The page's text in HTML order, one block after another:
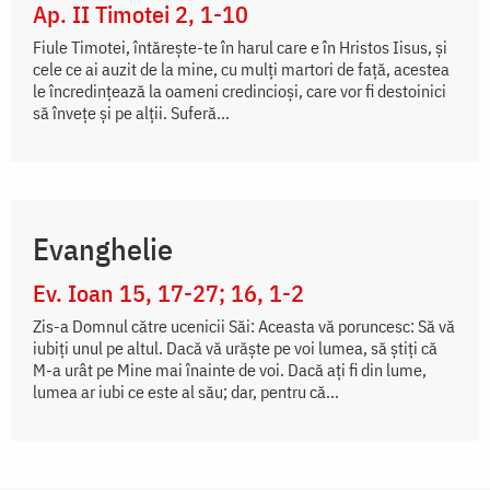
Ap. II Timotei 2, 1-10
Fiule Timotei, întăreşte-te în harul care e în Hristos Iisus, şi
cele ce ai auzit de la mine, cu mulţi martori de faţă, acestea
le încredinţează la oameni credincioşi, care vor fi destoinici
să înveţe şi pe alţii. Suferă...
Evanghelie
Ev. Ioan 15, 17-27; 16, 1-2
Zis-a Domnul către ucenicii Săi: Aceasta vă poruncesc: Să vă
iubiți unul pe altul. Dacă vă urăște pe voi lumea, să știți că
M-a urât pe Mine mai înainte de voi. Dacă ați fi din lume,
lumea ar iubi ce este al său; dar, pentru că...